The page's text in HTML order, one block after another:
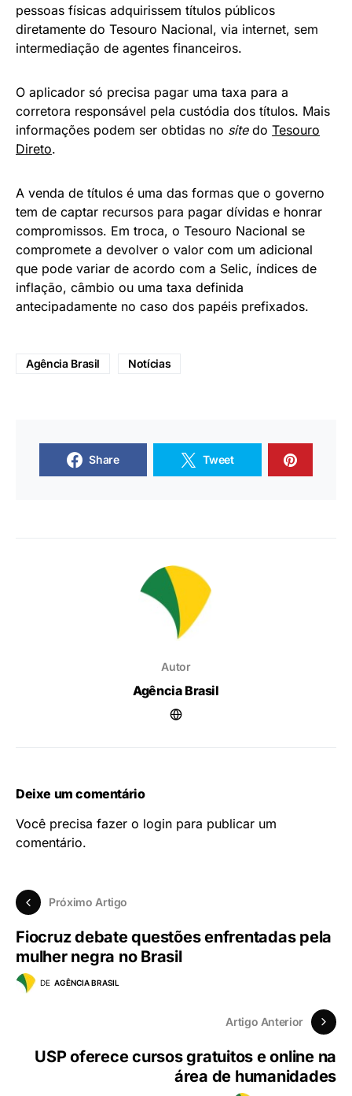
pessoas físicas adquirissem títulos públicos
diretamente do Tesouro Nacional, via internet, sem
intermediação de agentes financeiros.
O aplicador só precisa pagar uma taxa para a
corretora responsável pela custódia dos títulos. Mais
informações podem ser obtidas no sitedo Tesouro
Direto.
A venda de títulos é uma das formas que o governo
tem de captar recursos para pagar dívidas e honrar
compromissos. Em troca, o Tesouro Nacional se
compromete a devolver o valor com um adicional
que pode variar de acordo com a Selic, índices de
inflação, câmbio ou uma taxa definida
antecipadamente no caso dos papéis prefixados.
Agência Brasil Notícias
Share Tweet
Autor
Agência Brasil
Deixe um comentário
Você precisa fazer o login para publicar um
comentário.
Próximo Artigo
Fiocruz debate questões enfrentadas pela
mulher negra no Brasil
DE AGÊNCIA BRASIL
Artigo Anterior
USP oferece cursos gratuitos e online na
área de humanidades